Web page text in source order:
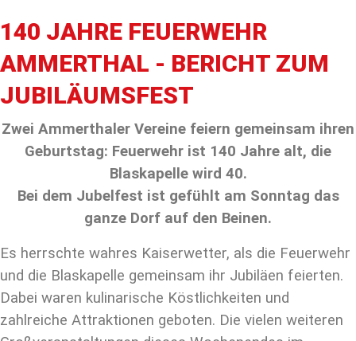
140 JAHRE FEUERWEHR
AMMERTHAL - BERICHT ZUM
JUBILÄUMSFEST
Zwei Ammerthaler Vereine feiern gemeinsam ihren
Geburtstag: Feuerwehr ist 140 Jahre alt, die
Blaskapelle wird 40.
Bei dem Jubelfest ist gefühlt am Sonntag das
ganze Dorf auf den Beinen.
Es herrschte wahres Kaiserwetter, als die Feuerwehr
und die Blaskapelle gemeinsam ihr Jubiläen feierten.
Dabei waren kulinarische Köstlichkeiten und
zahlreiche Attraktionen geboten. Die vielen weiteren